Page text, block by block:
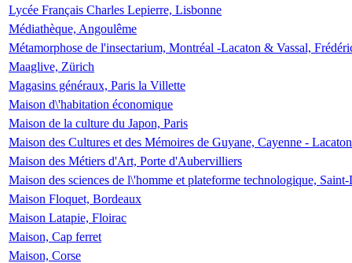
Lycée Français Charles Lepierre, Lisbonne
Médiathèque, Angoulême
Métamorphose de l'insectarium, Montréal -Lacaton & Vassal,
Maaglive, Zürich
Magasins généraux, Paris la Villette
Maison d\'habitation économique
Maison de la culture du Japon, Paris
Maison des Cultures et des Mémoires de Guyane, Cayenne -
Maison des Métiers d'Art, Porte d'Aubervilliers
Maison des sciences de l\'homme et plateforme technologique,
Maison Floquet, Bordeaux
Maison Latapie, Floirac
Maison, Cap ferret
Maison, Corse